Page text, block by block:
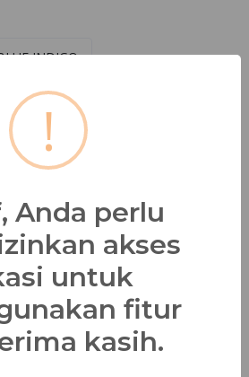
INDIGO
Pesan Sekarang
!
Anda perlu
akses
untuk
fitur
kasih.